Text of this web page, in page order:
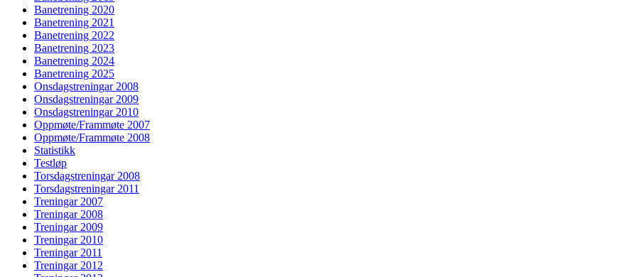
Banetrening 2020
Banetrening 2021
Banetrening 2022
Banetrening 2023
Banetrening 2024
Banetrening 2025
Onsdagstreningar 2008
Onsdagstreningar 2009
Onsdagstreningar 2010
Oppmøte/Frammøte 2007
Oppmøte/Frammøte 2008
Statistikk
Testløp
Torsdagstreningar 2008
Torsdagstreningar 2011
Treningar 2007
Treningar 2008
Treningar 2009
Treningar 2010
Treningar 2011
Treningar 2012